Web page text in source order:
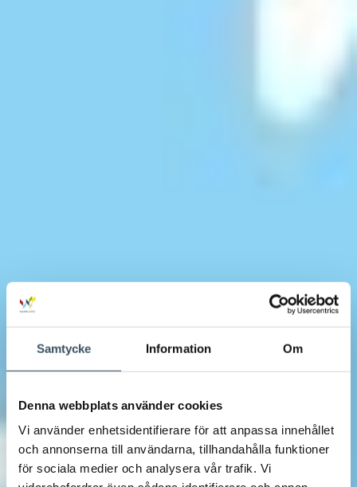
Samtycke Information Om
Denna webbplats använder cookies
Vi använder enhetsidentifierare för att anpassa innehållet
och annonserna till användarna, tillhandahålla funktioner
för sociala medier och analysera vår trafik. Vi